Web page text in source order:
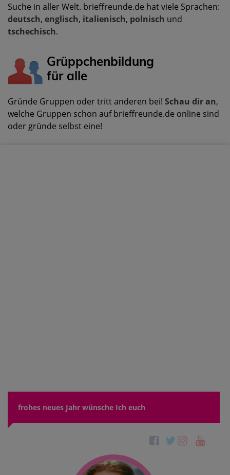
Suche in aller Welt. brieffreunde.de hat viele Sprachen:
deutsch, englisch, italienisch, polnisch und
tschechisch.
Grüppchenbildung
für alle
Gründe Gruppen oder tritt anderen bei! Schau dir an,
welche Gruppen schon auf brieffreunde.de online sind
oder gründe selbst eine!
frohes neues Jahr wünsche Ich euch